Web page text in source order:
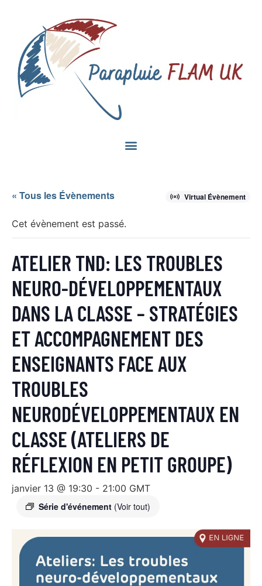
« Tous les Évènements Virtual Évènement
Cet évènement est passé.
ATELIER TND: LES TROUBLES
NEURO-DÉVELOPPEMENTAUX
DANS LA CLASSE – STRATÉGIES
ET ACCOMPAGNEMENT DES
ENSEIGNANTS FACE AUX
TROUBLES
NEURODÉVELOPPEMENTAUX EN
CLASSE (ATELIERS DE
RÉFLEXION EN PETIT GROUPE)
janvier 13 @ 19:30 - 21:00 GMT
Série d'événement (Voir tout)